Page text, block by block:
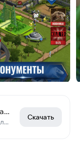
Jurassic World™: The Game
Вас ждет очередное приключение: Jurassic World™: The Game.
Скачать